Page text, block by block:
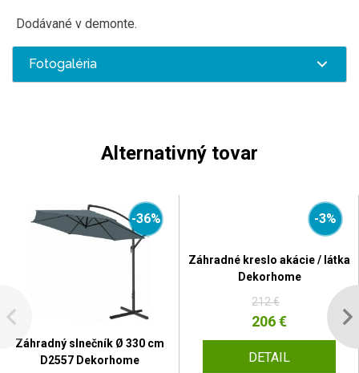
Dodávané v demonte.
Fotogaléria
Alternativný tovar
-36%
Záhradný slnečník Ø 330 cm
D2557 Dekorhome
-3%
Záhradné kreslo akácie / látka
Dekorhome
212 €
206 €
DETAIL